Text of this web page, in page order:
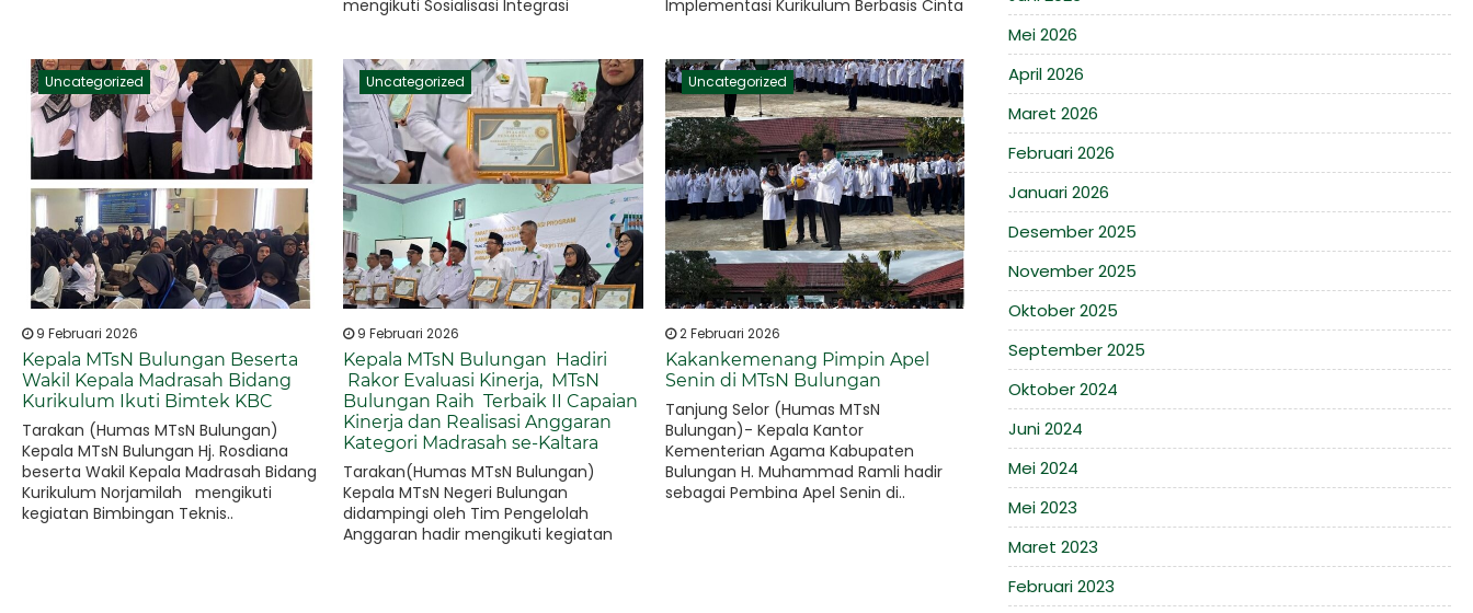
mengikuti Sosialisasi Integrasi
Implementasi Kurikulum Berbasis Cinta
Uncategorized
9 Februari 2026
Kepala MTsN Bulungan Beserta
Wakil Kepala Madrasah Bidang
Kurikulum Ikuti Bimtek KBC
Tarakan (Humas MTsN Bulungan)
Kepala MTsN Bulungan Hj. Rosdiana
beserta Wakil Kepala Madrasah Bidang
Kurikulum Norjamilah mengikuti
kegiatan Bimbingan Teknis..
Uncategorized
9 Februari 2026
Kepala MTsN Bulungan Hadiri
Rakor Evaluasi Kinerja, MTsN
Bulungan Raih Terbaik II Capaian
Kinerja dan Realisasi Anggaran
Kategori Madrasah se-Kaltara
Tarakan(Humas MTsN Bulungan)
Kepala MTsN Negeri Bulungan
didampingi oleh Tim Pengelolah
Anggaran hadir mengikuti kegiatan
Uncategorized
2 Februari 2026
Kakankemenang Pimpin Apel
Senin di MTsN Bulungan
Tanjung Selor (Humas MTsN
Bulungan)- Kepala Kantor
Kementerian Agama Kabupaten
Bulungan H. Muhammad Ramli hadir
sebagai Pembina Apel Senin di..
Mei 2026
April 2026
Maret 2026
Februari 2026
Januari 2026
Desember 2025
November 2025
Oktober 2025
September 2025
Oktober 2024
Juni 2024
Mei 2024
Mei 2023
Maret 2023
Februari 2023